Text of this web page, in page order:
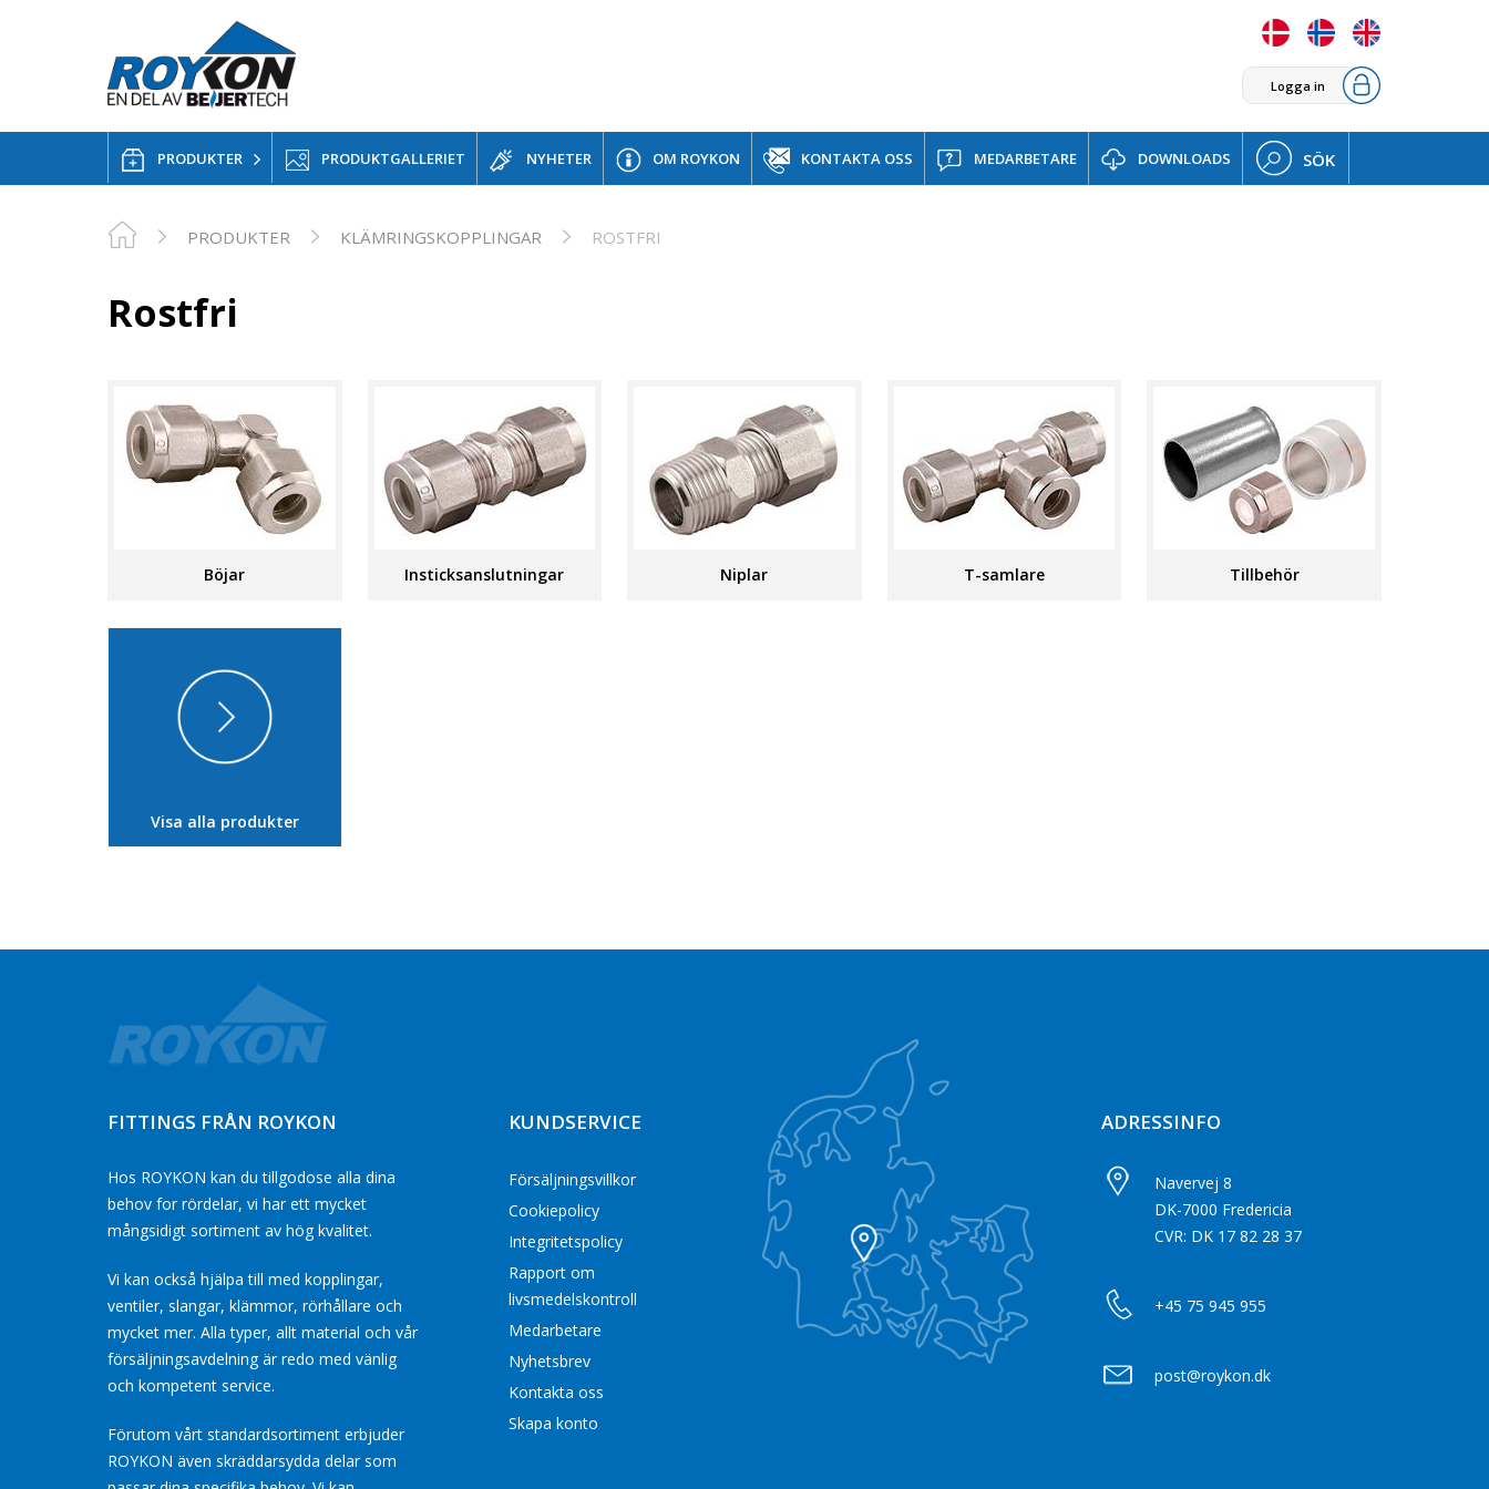
Logga in
PRODUKTER PRODUKTGALLERIET NYHETER OM ROYKON KONTAKTA OSS MEDARBETARE DOWNLOADS SÖK
PRODUKTER KLÄMRINGSKOPPLINGAR ROSTFRI
Rostfri
Böjar Insticksanslutningar Niplar T-samlare Tillbehör
Visa alla produkter
FITTINGS FRÅN ROYKON
Hos ROYKON kan du tillgodose alla dina
behov for rördelar, vi har ett mycket
mångsidigt sortiment av hög kvalitet.
Vi kan också hjälpa till med kopplingar,
ventiler, slangar, klämmor, rörhållare och
mycket mer. Alla typer, allt material och vår
försäljningsavdelning är redo med vänlig
och kompetent service.
Förutom vårt standardsortiment erbjuder
ROYKON även skräddarsydda delar som
KUNDSERVICE
Försäljningsvillkor
Cookiepolicy
Integritetspolicy
Rapport om
livsmedelskontroll
Medarbetare
Nyhetsbrev
Kontakta oss
Skapa konto
ADRESSINFO
Navervej 8
DK-7000 Fredericia
CVR: DK 17 82 28 37
+45 75 945 955
post@roykon.dk